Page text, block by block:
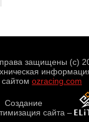
защищены (с)
сайтом ozracing.com
Создание
сайта –